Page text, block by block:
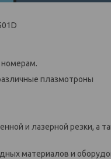
номерам.
плазмотроны
и лазерной резки, а
материалов и